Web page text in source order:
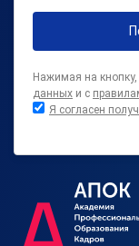
Нажимая на
данных и с
Я согласен